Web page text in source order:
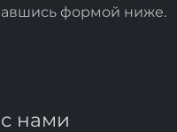
формой ниже.
нами